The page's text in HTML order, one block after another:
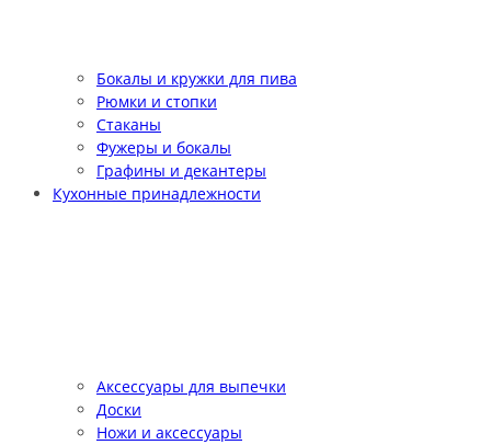
Бокалы и кружки для пива
Рюмки и стопки
Стаканы
Фужеры и бокалы
Графины и декантеры
Кухонные принадлежности
Аксессуары для выпечки
Доски
Ножи и аксессуары